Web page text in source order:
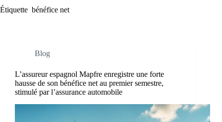
Étiquette bénéfice net
Blog
L’assureur espagnol Mapfre enregistre une forte
hausse de son bénéfice net au premier semestre,
stimulé par l’assurance automobile